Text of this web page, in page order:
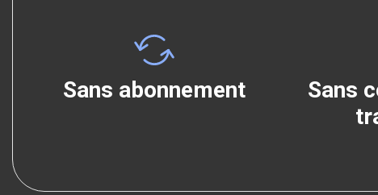
Sans abonnement
Sans